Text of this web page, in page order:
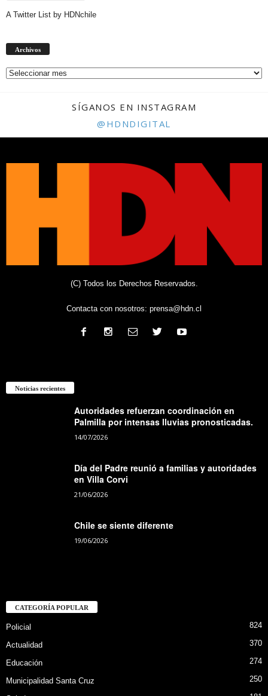
A Twitter List by HDNchile
Archivos
SÍGANOS EN INSTAGRAM
@HDNDIGITAL
(C) Todos los Derechos Reservados.
Contacta con nosotros: prensa@hdn.cl
Noticias recientes
Autoridades refuerzan coordinación en
Palmilla por intensas lluvias pronosticadas.
14/07/2026
Día del Padre reunió a familias y autoridades
en Villa Corvi
21/06/2026
Chile se siente diferente
19/06/2026
CATEGORÍA POPULAR
Policial 824
Actualidad 370
Educación 274
Municipalidad Santa Cruz 250